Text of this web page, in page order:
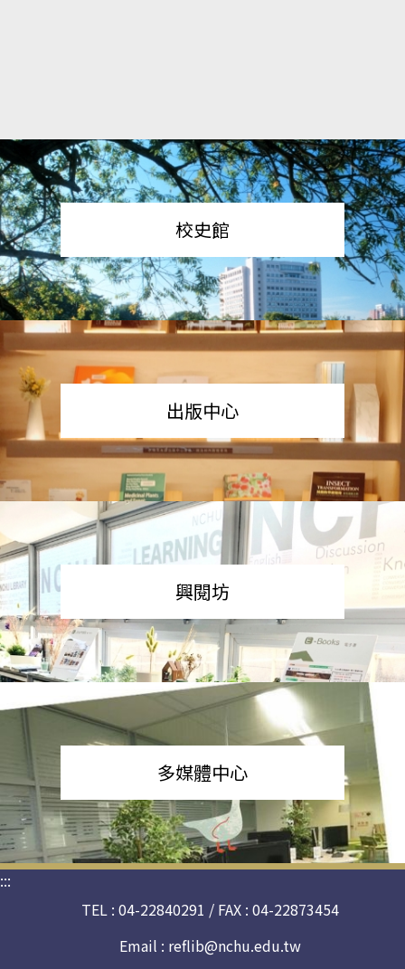
校史館
出版中心
興閱坊
多媒體中心
:::
TEL : 04-22840291 / FAX : 04-22873454
Email : reflib@nchu.edu.tw